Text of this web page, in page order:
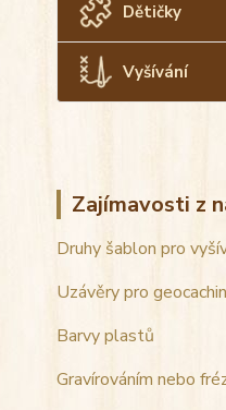
Dětičky
Vyšívání
Zajímavosti z
Druhy šablon pro
Uzávěry pro
Barvy plastů
Gravírováním nebo